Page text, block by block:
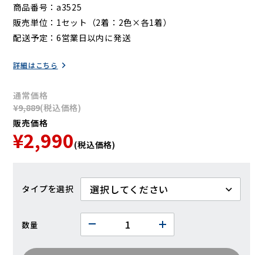
商品番号
a3525
販売単位
1セット（2着：2色×各1着）
配送予定
6営業日以内に発送
詳細はこちら
通常価格
¥9,889(税込価格)
販売価格
¥2,990(税込価格)
タイプ
数量